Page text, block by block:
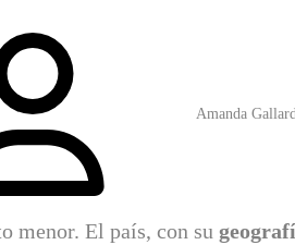
Amanda
menor. El país, con su